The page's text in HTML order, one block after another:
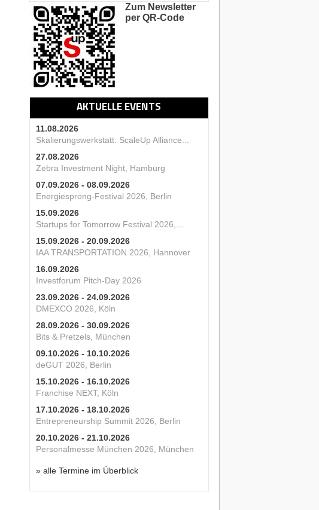
Zum Newsletter
per QR-Code
AKTUELLE EVENTS
11.08.2026
Skalierungswerkstatt: ScaleUp Alliance...
27.08.2026
Zebra Investment Night, Hamburg
07.09.2026 - 08.09.2026
Energiesprong-Festival 2026, Berlin
15.09.2026
Startups for Tomorrow Festival 2026,...
15.09.2026 - 20.09.2026
IAA TRANSPORTATION 2026, Hannover
16.09.2026
Investforum Pitch-Day 2026
23.09.2026 - 24.09.2026
DMEXCO 2026, Köln
28.09.2026 - 30.09.2026
Bits & Pretzels, München
09.10.2026 - 10.10.2026
deGUT 2026, Berlin
15.10.2026 - 16.10.2026
Franchise NEXT, Köln
17.10.2026 - 18.10.2026
Entrepreneurship Summit 2026, Berlin
20.10.2026 - 21.10.2026
Personalmesse München 2026, München
» alle Termine im Überblick